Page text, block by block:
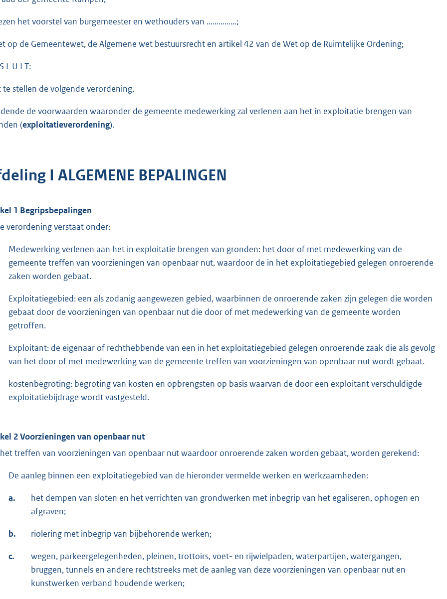
het voorstel van burgemeester en wethouders van ……………;
op de Gemeentewet, de Algemene wet bestuursrecht en artikel 42 van de Wet op de Ruimtelijke Ordening;
L U I T:
te stellen de volgende verordening,
de voorwaarden waaronder de gemeente medewerking zal verlenen aan het in exploitatie brengen van
(exploitatieverordening).
I ALGEMENE BEPALINGEN
1 Begripsbepalingen
verordening verstaat onder:
Medewerking verlenen aan het in exploitatie brengen van gronden: het door of met medewerking van de
gemeente treffen van voorzieningen van openbaar nut, waardoor de in het exploitatiegebied gelegen onroerende
zaken worden gebaat.
Exploitatiegebied: een als zodanig aangewezen gebied, waarbinnen de onroerende zaken zijn gelegen die worden
gebaat door de voorzieningen van openbaar nut die door of met medewerking van de gemeente worden
getroffen.
Exploitant: de eigenaar of rechthebbende van een in het exploitatiegebied gelegen onroerende zaak die als gevolg
van het door of met medewerking van de gemeente treffen van voorzieningen van openbaar nut wordt gebaat.
kostenbegroting: begroting van kosten en opbrengsten op basis waarvan de door een exploitant verschuldigde
exploitatiebijdrage wordt vastgesteld.
2 Voorzieningen van openbaar nut
treffen van voorzieningen van openbaar nut waardoor onroerende zaken worden gebaat, worden gerekend:
De aanleg binnen een exploitatiegebied van de hieronder vermelde werken en werkzaamheden:
a.
het dempen van sloten en het verrichten van grondwerken met inbegrip van het egaliseren, ophogen en
afgraven;
b. riolering met inbegrip van bijbehorende werken;
c.
wegen, parkeergelegenheden, pleinen, trottoirs, voet- en rijwielpaden, waterpartijen, watergangen,
bruggen, tunnels en andere rechtstreeks met de aanleg van deze voorzieningen van openbaar nut en
kunstwerken verband houdende werken;